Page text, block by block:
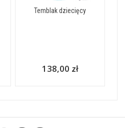
Temblak dziecięcy
138,00 zł